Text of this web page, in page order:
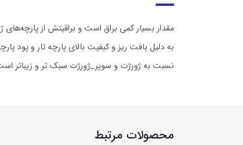
مقدار بسیار کمی براق است و براقیتش از
به دلیل بافت ریز و کیفیت بالای پارچه تار و
نسبت به ژورژت و سوپر_ژورژت سبک تر و زیباتر
محصولات مرتبط